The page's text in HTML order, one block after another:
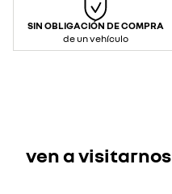
SIN OBLIGACIÓN DE COMPRA
de un vehículo
ven a visitarnos